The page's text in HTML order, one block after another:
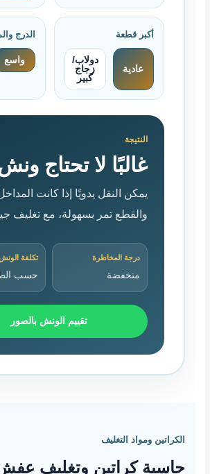
أكبر قطعة
عادية
دولاب/
زجاج
كبير
الدرج
واسع
النتيجة
غالبًا لا تحتاج
يمكن النقل يدويًا إذا كانت
والقطع تمر بسهولة، مع تغليف
درجة المخاطرة
منخفضة
تكلفة الونش
حسب
تقييم الونش بالصور
الكراتين ومواد التغليف
حاسبة كراتين وتغليف